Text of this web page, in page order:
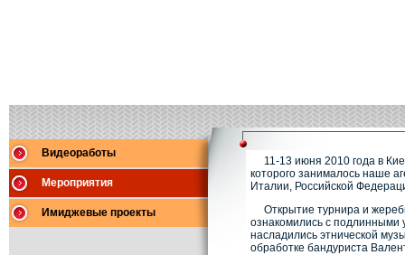
Видеоработы
Мероприятия
Имиджевые проекты
11-13 июня 2010 года в
которого занималось наше
Италии, Российской
Открытие турнира и
ознакомились с подлинными
насладились этнической
обработке бандуриста